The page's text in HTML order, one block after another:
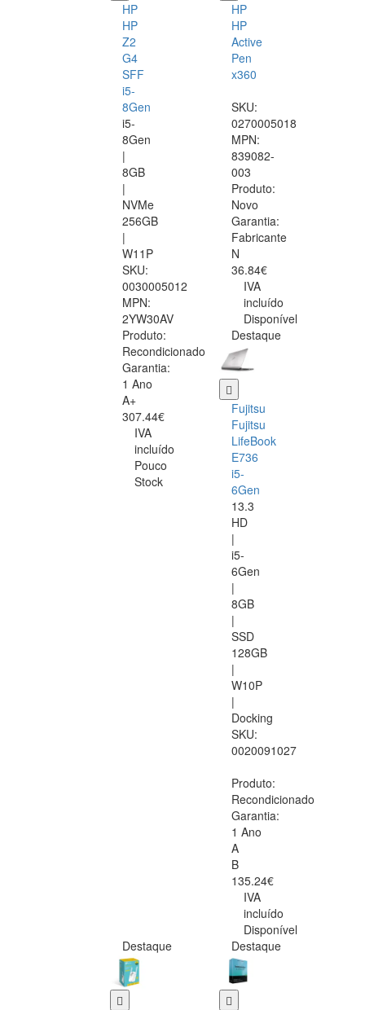
HP
HP
Z2
G4
SFF
i5-
8Gen
i5-
8Gen
|
8GB
|
NVMe
256GB
|
W11P
SKU:
0030005012
MPN:
2YW30AV
Produto:
Recondicionado
Garantia:
1 Ano
A+
307.44€
IVA
incluído
Pouco
Stock
HP
HP
Active
Pen
x360
SKU:
0270005018
MPN:
839082-
003
Produto:
Novo
Garantia:
Fabricante
N
36.84€
IVA
incluído
Disponível
Destaque
Fujitsu
Fujitsu
LifeBook
E736
i5-
6Gen
13.3
HD
|
i5-
6Gen
|
8GB
|
SSD
128GB
|
W10P
|
Docking
SKU:
0020091027
Produto:
Recondicionado
Garantia:
1 Ano
A
B
135.24€
IVA
incluído
Disponível
Destaque
Destaque